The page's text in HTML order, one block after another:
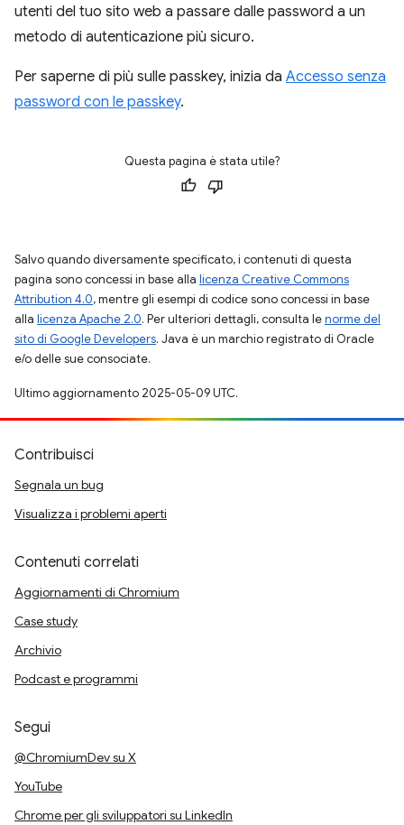
utenti del tuo sito web a passare dalle password a un
metodo di autenticazione più sicuro.
Per saperne di più sulle passkey, inizia da Accesso senza
password con le passkey.
Questa pagina è stata utile?
Salvo quando diversamente specificato, i contenuti di questa
pagina sono concessi in base alla licenza Creative Commons
Attribution 4.0, mentre gli esempi di codice sono concessi in base
alla licenza Apache 2.0. Per ulteriori dettagli, consulta lenorme del
sito di Google Developers. Java è un marchio registrato di Oracle
e/o delle sue consociate.
Ultimo aggiornamento 2025-05-09 UTC.
Contribuisci
Segnala un bug
Visualizza i problemi aperti
Contenuti correlati
Aggiornamenti di Chromium
Case study
Archivio
Podcast e programmi
Segui
@ChromiumDev su X
YouTube
Chrome per gli sviluppatori su LinkedIn